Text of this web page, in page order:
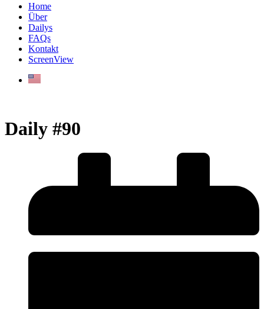
Home
Über
Dailys
FAQs
Kontakt
ScreenView
Daily #90